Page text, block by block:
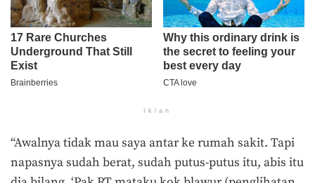
Iklan
“Awalnya tidak mau saya antar ke rumah sakit. Tapi
napasnya sudah berat, sudah putus-putus itu, abis itu